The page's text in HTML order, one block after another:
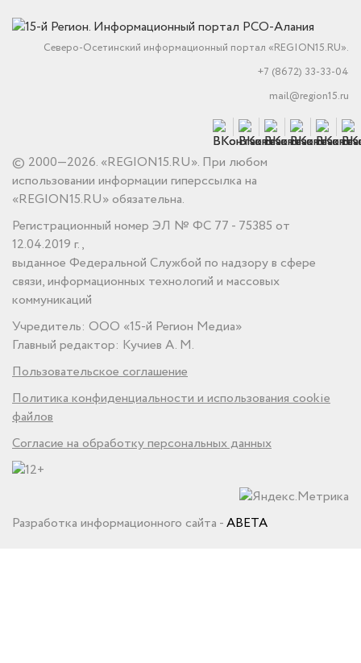
Северо-Осетинский информационный портал «REGION15.RU».
+7 (8672) 33-33-04
mail@region15.ru
© 2000—2026. «REGION15.RU». При любом
использовании информации гиперссылка на
«REGION15.RU» обязательна.
Регистрационный номер ЭЛ № ФС 77 - 75385 от
12.04.2019 г.,
выданное Федеральной Службой по надзору в сфере
связи, информационных технологий и массовых
коммуникаций
Учредитель: ООО «15-й Регион Медиа»
Главный редактор: Кучиев А. М.
Пользовательское соглашение
Политика конфиденциальности и использования cookie
файлов
Согласие на обработку персональных данных
Разработка информационного сайта -ABETA